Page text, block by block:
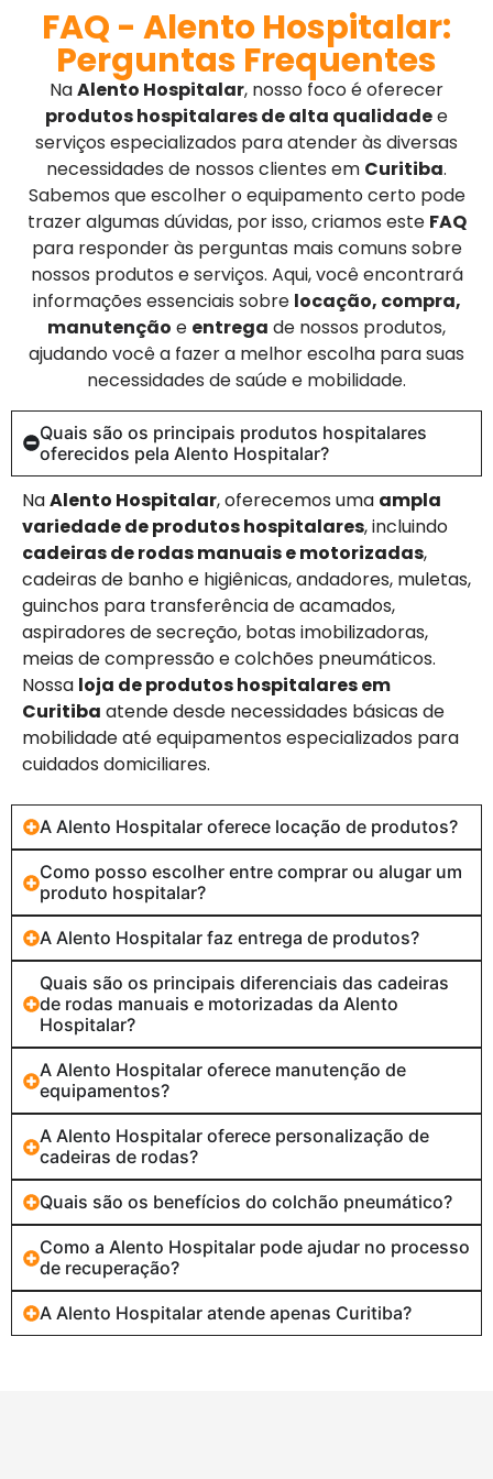
FAQ - Alento Hospitalar:
Perguntas Frequentes
NaAlento Hospitalar, nosso foco é oferecer
produtos hospitalares de alta qualidadee
serviços especializados para atender às diversas
necessidades de nossos clientes em Curitiba.
Sabemos que escolher o equipamento certo pode
trazer algumas dúvidas, por isso, criamos este FAQ
para responder às perguntas mais comuns sobre
nossos produtos e serviços. Aqui, você encontrará
informações essenciais sobre locação, compra,
manutenção e entrega de nossos produtos,
ajudando você a fazer a melhor escolha para suas
necessidades de saúde e mobilidade.
Quais são os principais produtos hospitalares
oferecidos pela Alento Hospitalar?
NaAlento Hospitalar, oferecemos uma ampla
variedade de produtos hospitalares, incluindo
cadeiras de rodas manuais e motorizadas,
cadeiras de banho e higiênicas, andadores, muletas,
guinchos para transferência de acamados,
aspiradores de secreção, botas imobilizadoras,
meias de compressão e colchões pneumáticos.
Nossa loja de produtos hospitalares em
Curitiba atende desde necessidades básicas de
mobilidade até equipamentos especializados para
cuidados domiciliares.
A Alento Hospitalar oferece locação de produtos?
Como posso escolher entre comprar ou alugar um
produto hospitalar?
A Alento Hospitalar faz entrega de produtos?
Quais são os principais diferenciais das cadeiras
de rodas manuais e motorizadas da Alento
Hospitalar?
A Alento Hospitalar oferece manutenção de
equipamentos?
A Alento Hospitalar oferece personalização de
cadeiras de rodas?
Quais são os benefícios do colchão pneumático?
Como a Alento Hospitalar pode ajudar no processo
de recuperação?
A Alento Hospitalar atende apenas Curitiba?